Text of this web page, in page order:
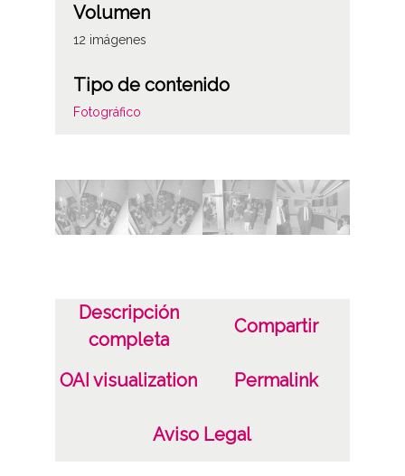
Volumen
12 imágenes
Tipo de contenido
Fotográfico
19870910
Lugar
Licencia de las imágenes
CC BY-NC-SA 4.0
Descripción
completa
Compartir
OAI visualization Permalink
Aviso Legal